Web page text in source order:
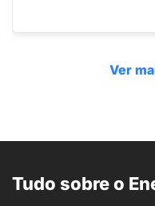
Ver
Tudo sobre o